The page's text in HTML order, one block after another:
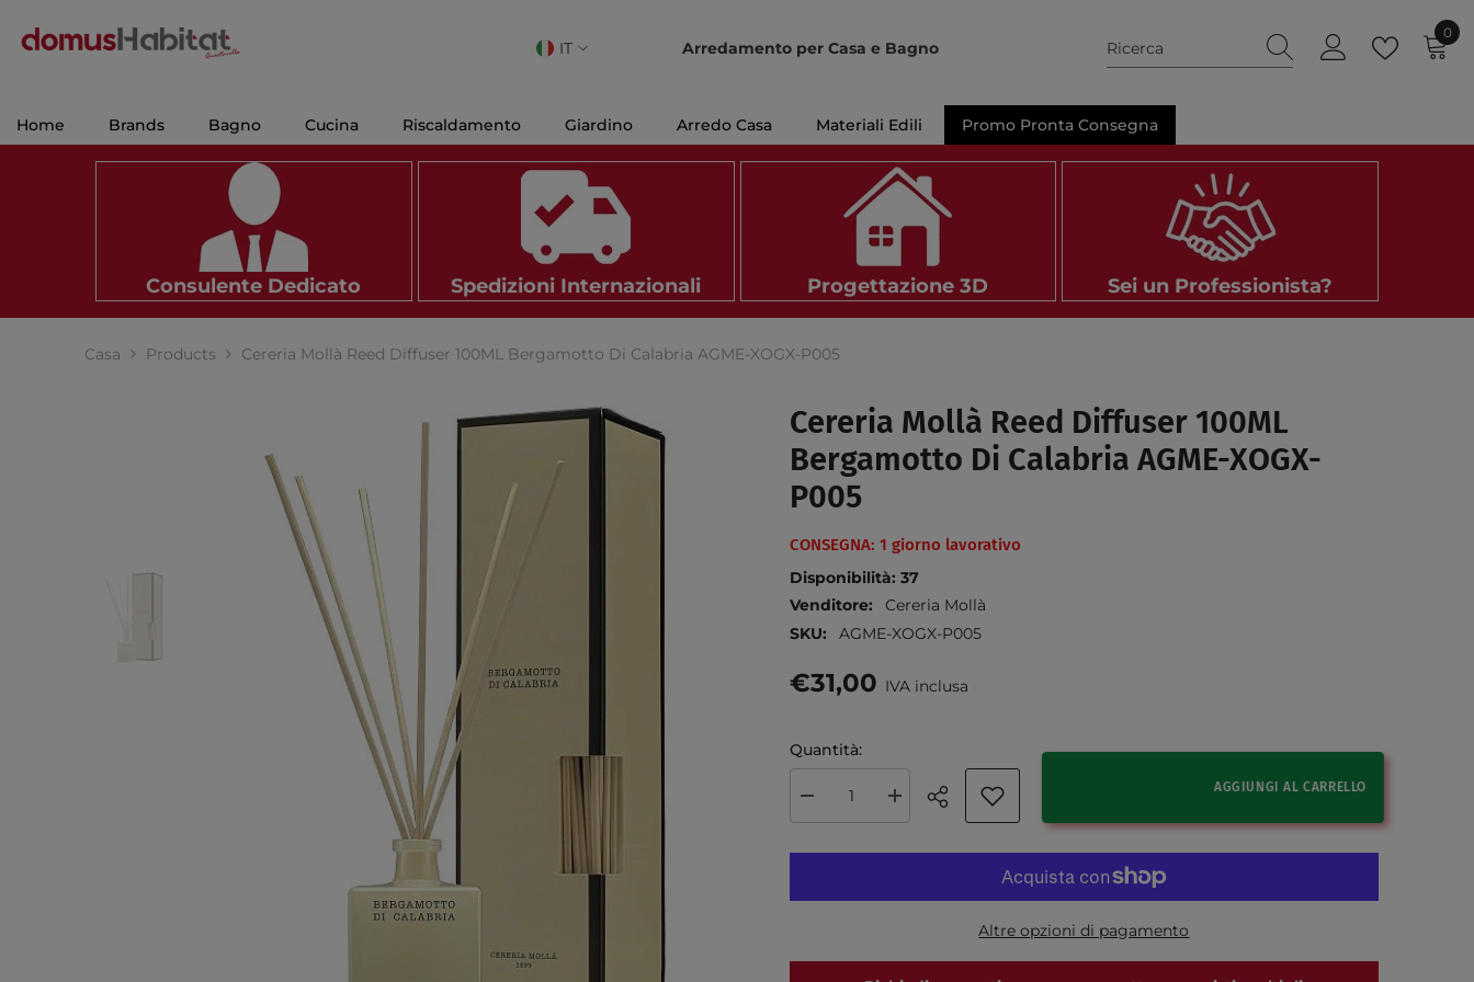
IT
EN
FR
Arredamento per Casa e Bagno
0
0
Home Brands Bagno Cucina Riscaldamento Giardino Arredo Casa Materiali Edili Promo Pronta Consegna
Consulente Dedicato Spedizioni Internazionali Progettazione 3D Sei un Professionista?
Casa Products Cereria Mollà Reed Diffuser 100ML Bergamotto Di Calabria AGME-XOGX-P005
Cereria Mollà Reed Diffuser 100ML
Bergamotto Di Calabria AGME-XOGX-
P005
CONSEGNA: 1 giorno lavorativo
Disponibilità: 37
Venditore:
Cereria Mollà
SKU:
AGME-XOGX-P005
€31,00 IVA inclusa
Quantità:
Diminuire
la
per
reed
Aumenta
la
per
reed
AGGIUNGI AL CARRELLO
Altre opzioni di pagamento